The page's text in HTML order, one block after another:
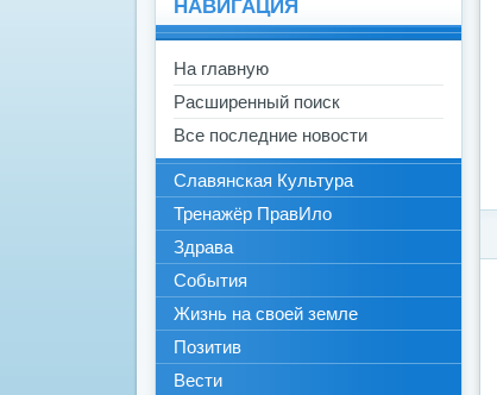
НАВИГАЦИЯ
На главную
Расширенный поиск
Все последние новости
Славянская Культура
Тренажёр ПравИло
Здрава
События
Жизнь на своей земле
Позитив
Вести